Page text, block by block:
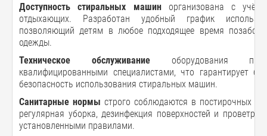
Доступность стиральных машинорганизована с
отдыхающих. Разработан удобный график
позволяющий детям в любое подходящее время
одежды.
Техническое обслуживаниеоборудования
квалифицированными специалистами, что гарантирует
безопасность использования стиральных машин.
Санитарные нормы строго соблюдаются в постирочных
регулярная уборка, дезинфекция поверхностей и
установленными правилами.